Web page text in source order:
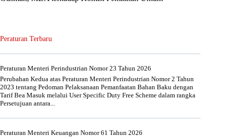
Peraturan Terbaru
Peraturan Menteri Perindustrian Nomor 23 Tahun 2026
Perubahan Kedua atas Peraturan Menteri Perindustrian Nomor 2 Tahun
2023 tentang Pedoman Pelaksanaan Pemanfaatan Bahan Baku dengan
Tarif Bea Masuk melalui User Specific Duty Free Scheme dalam rangka
Persetujuan antara...
Peraturan Menteri Keuangan Nomor 61 Tahun 2026